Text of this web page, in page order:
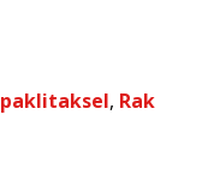
paklitaksel, Rak